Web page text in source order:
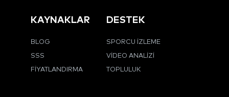
KAYNAKLAR
BLOG
SSS
FIYATLANDIRMA
DESTEK
SPORCU İZLEME
VIDEO ANALIZI
TOPLULUK